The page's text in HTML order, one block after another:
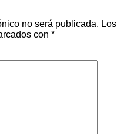
no será publicada. Los
con *